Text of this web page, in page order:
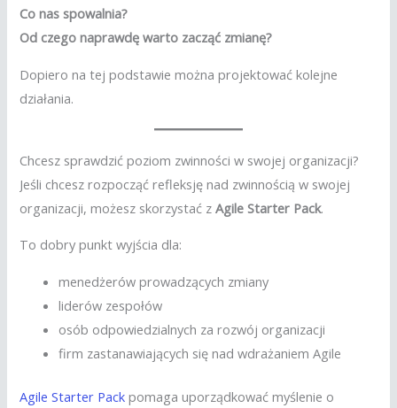
Co nas spowalnia?
Od czego naprawdę warto zacząć zmianę?
Dopiero na tej podstawie można projektować kolejne
działania.
Chcesz sprawdzić poziom zwinności w swojej organizacji?
Jeśli chcesz rozpocząć refleksję nad zwinnością w swojej
organizacji, możesz skorzystać zAgile Starter Pack.
To dobry punkt wyjścia dla:
menedżerów prowadzących zmiany
liderów zespołów
osób odpowiedzialnych za rozwój organizacji
firm zastanawiających się nad wdrażaniem Agile
Agile Starter Pack pomaga uporządkować myślenie o